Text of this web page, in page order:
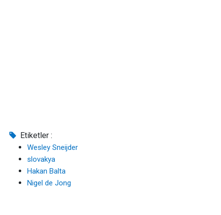
Etiketler :
Wesley Sneijder
slovakya
Hakan Balta
Nigel de Jong